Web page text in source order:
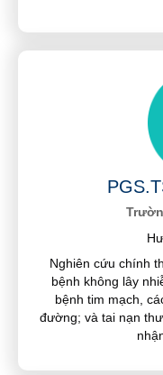
Nghiên cứu chính
bệnh không lây
bệnh tim mạch,
đường; và tai nạn